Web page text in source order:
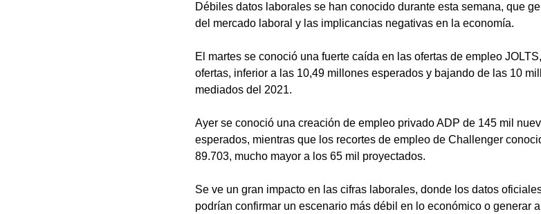
Débiles datos laborales se han conocido durante esta semana, que
del mercado laboral y las implicancias negativas en la economía.
El martes se conoció una fuerte caída en las ofertas de empleo
ofertas, inferior a las 10,49 millones esperados y bajando de las 10
mediados del 2021.
Ayer se conoció una creación de empleo privado ADP de 145 mil
esperados, mientras que los recortes de empleo de Challenger
89.703, mucho mayor a los 65 mil proyectados.
Se ve un gran impacto en las cifras laborales, donde los datos
podrían confirmar un escenario más débil en lo económico o generar